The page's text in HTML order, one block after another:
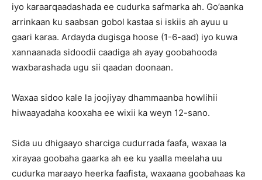
iyo karaarqaadashada ee cudurka safmarka ah. Go’aanka
arrinkaan ku saabsan gobol kastaa si iskiis ah ayuu u
gaari karaa. Ardayda dugisga hoose (1-6-aad) iyo kuwa
xannaanada sidoodii caadiga ah ayay goobahooda
waxbarashada ugu sii qaadan doonaan.
Waxaa sidoo kale la joojiyay dhammaanba howlihii
hiwaayadaha kooxaha ee wixii ka weyn 12-sano.
Sida uu dhigaayo sharciga cudurrada faafa, waxaa la
xirayaa goobaha gaarka ah ee ku yaalla meelaha uu
cudurka maraayo heerka faafista, waxaana goobahaas ka